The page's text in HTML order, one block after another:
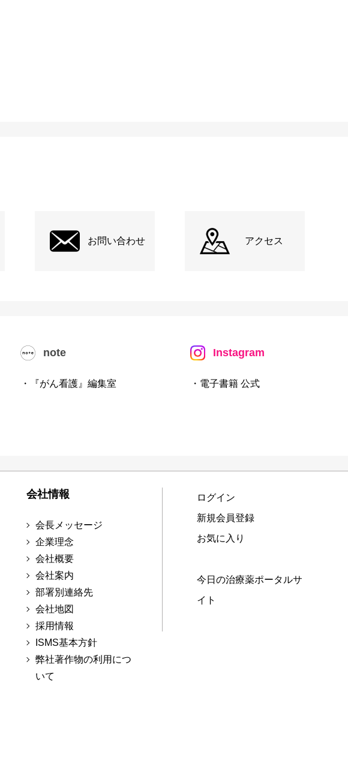
お問い合わせ アクセス
note
・『がん看護』編集室
Instagram
・電子書籍 公式
会社情報
会長メッセージ
企業理念
会社概要
会社案内
部署別連絡先
会社地図
採用情報
ISMS基本方針
弊社著作物の利用につ
いて
ログイン
新規会員登録
お気に入り
今日の治療薬ポータルサ
イト